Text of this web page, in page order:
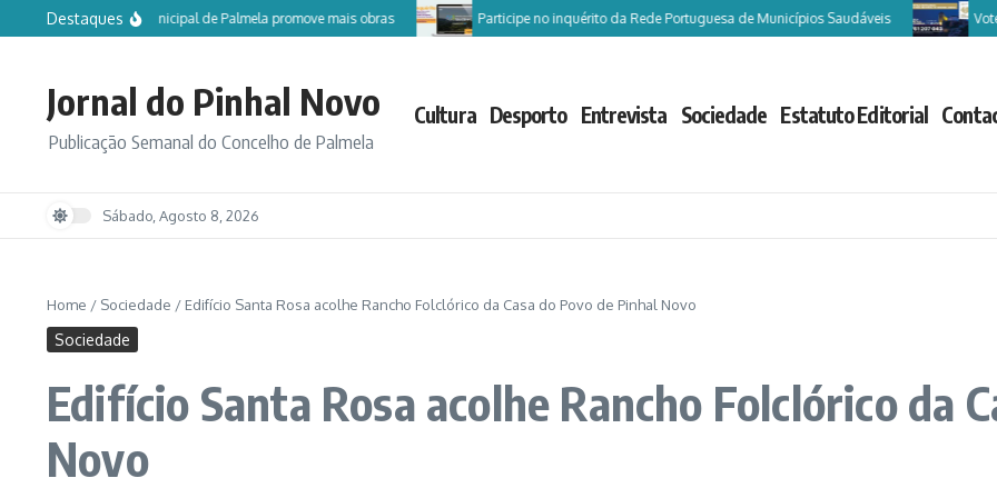
Ir para o conteúdo
Destaques
Câmara Municipal de Palmela promove mais obras Participe no inquérito da Rede Portuguesa de Municípios Saudáveis Vote
Jornal do Pinhal Novo
Publicação Semanal do Concelho de Palmela
Cultura Desporto Entrevista Sociedade Estatuto Editorial
Sábado, Agosto 8, 2026
Home / Sociedade / Edifício Santa Rosa acolhe Rancho Folclórico da Casa do Povo de Pinhal Novo
Sociedade
Edifício Santa Rosa acolhe Rancho Folclórico da
Novo